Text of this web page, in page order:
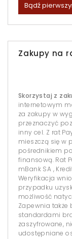
Bądź
Zakupy na
Skorzystaj z
internetowym
za zakupy w
przeznaczyć
inny cel. Z rat
mieszczą się w
pośrednikiem
finansową. Rat
mBank SA ,
Weryfikacja
przypadku
możliwość
Zapewnia także
standardami
zaszyfrowane,
udostępniane